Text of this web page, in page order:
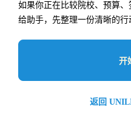
如果你正在比较院校、预算
给助手，先整理一份清晰的行
开
返回